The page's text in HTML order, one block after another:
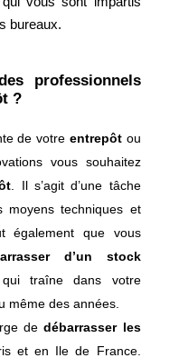
bureaux.
professionnels
?
de votre entrepôtou
vous souhaitez
. Il s’agit d’une tâche
moyens techniques et
également que vous
d’un stock
traîne dans votre
même des années.
dedébarrasser les
et en Ile de France.